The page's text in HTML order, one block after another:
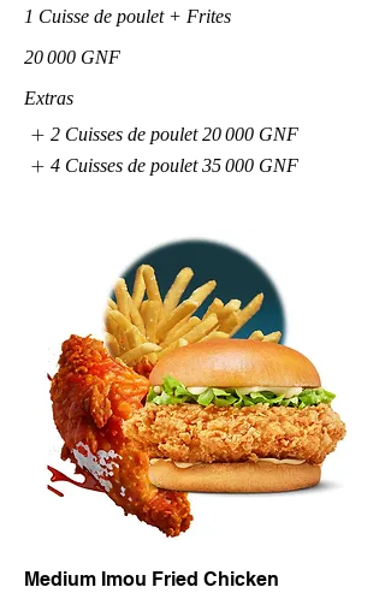
1 Cuisse de poulet + Frites
20 000 GNF
Extras
2 Cuisses de poulet 20 000 GNF
4 Cuisses de poulet 35 000 GNF
Medium Imou Fried Chicken